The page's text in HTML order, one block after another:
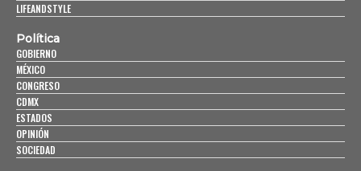
LIFEANDSTYLE
Política
GOBIERNO
MÉXICO
CONGRESO
CDMX
ESTADOS
OPINIÓN
SOCIEDAD